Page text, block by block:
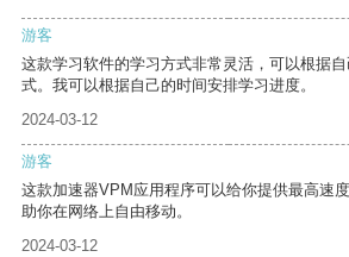
游客
这款学习软件的学习方式非常灵活，可以根据
式。我可以根据自己的时间安排学习进度。
2024-03-12
游客
这款加速器VPM应用程序可以给你提供最高速
助你在网络上自由移动。
2024-03-12